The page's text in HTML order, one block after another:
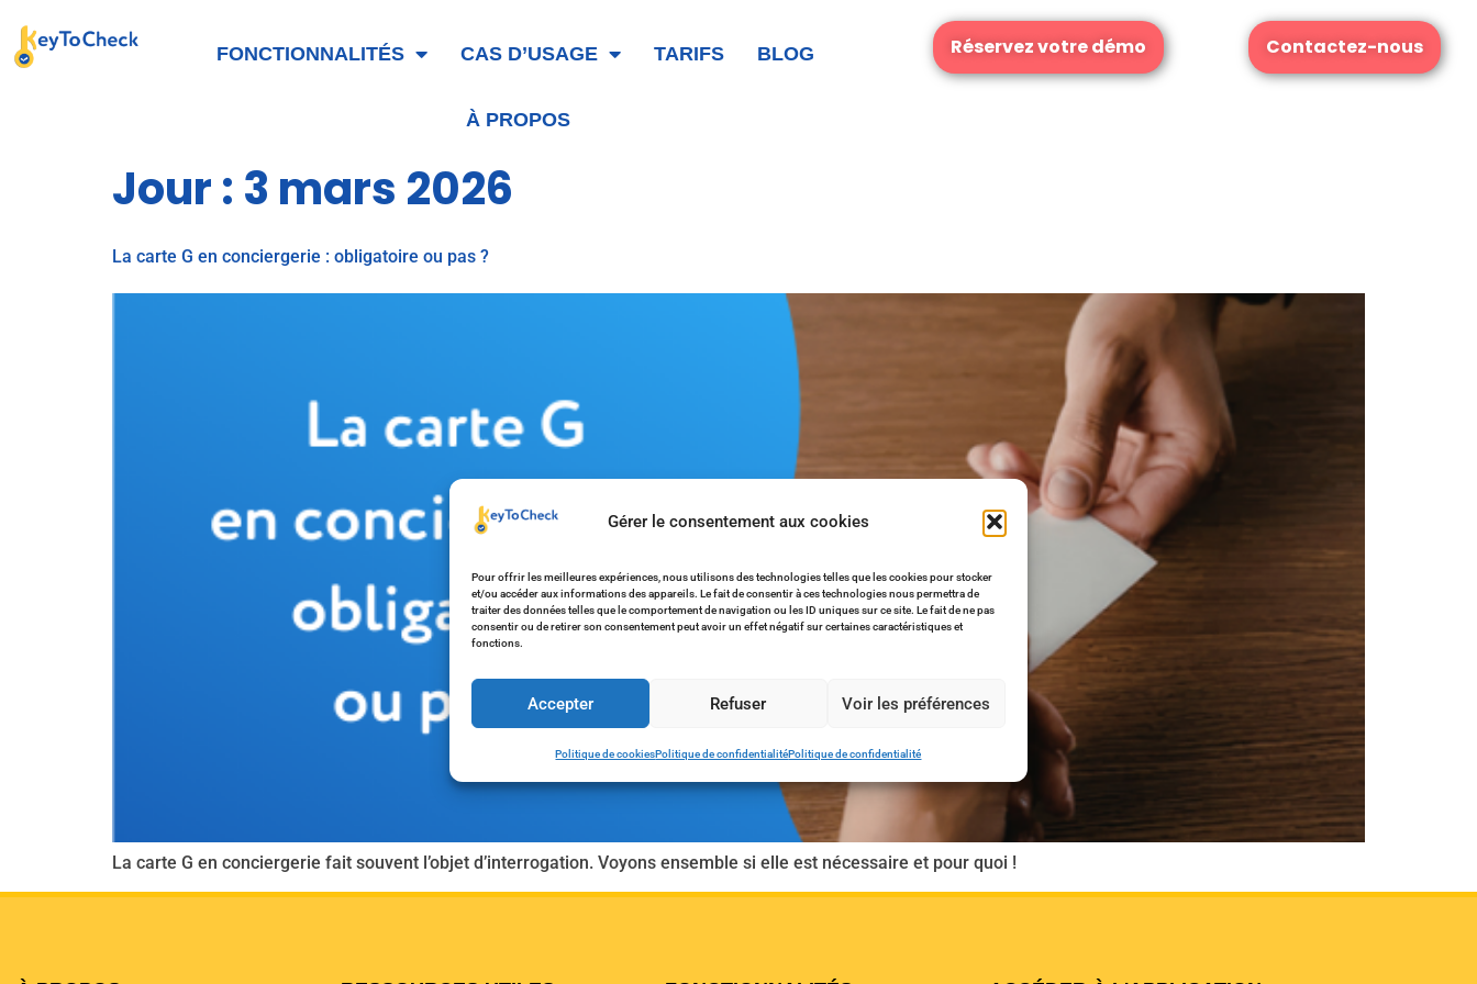
Gérer le consentement aux cookies
Pour offrir les meilleures expériences, nous utilisons des technologies telles que les cookies pour stocker
et/ou accéder aux informations des appareils. Le fait de consentir à ces technologies nous permettra de
traiter des données telles que le comportement de navigation ou les ID uniques sur ce site. Le fait de ne pas
consentir ou de retirer son consentement peut avoir un effet négatif sur certaines caractéristiques et
fonctions.
Accepter Refuser Voir les préférences
Politique de cookiesPolitique de confidentialitéPolitique de confidentialité
FONCTIONNALITÉS CAS D’USAGE TARIFS BLOG
À PROPOS
Réservez votre démo Contactez-nous
Jour : 3 mars 2026
La carte G en conciergerie : obligatoire ou pas ?
La carte G en conciergerie fait souvent l’objet d’interrogation. Voyons ensemble si elle est nécessaire et pour quoi !